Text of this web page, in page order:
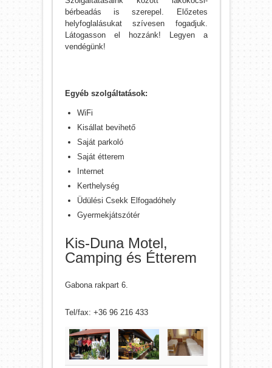
bérbeadás is szerepel. Előzetes
helyfoglalásukat szívesen fogadjuk.
Látogasson el hozzánk! Legyen a
vendégünk!
Egyéb szolgáltatások:
WiFi
Kisállat bevihető
Saját parkoló
Saját étterem
Internet
Kerthelység
Üdülési Csekk Elfogadóhely
Gyermekjátszótér
Kis-Duna Motel,
Camping és Étterem
Gabona rakpart 6.
Tel/fax: +36 96 216 433